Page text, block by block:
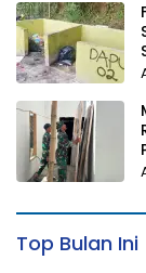
Top Bulan Ini